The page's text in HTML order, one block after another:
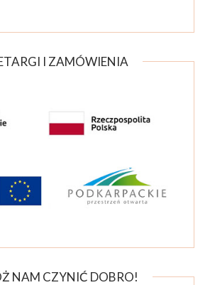
I ZAMÓWIENIA
NAM CZYNIĆ DOBRO!